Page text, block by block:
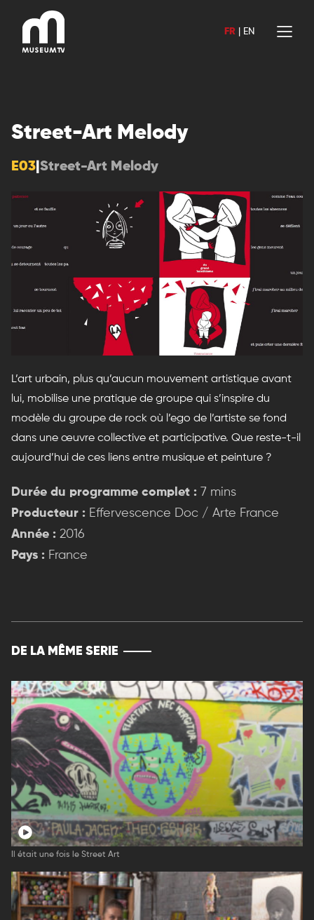
contenu
FR EN
Street-Art Melody
E03 Street-Art Melody
L’art urbain, plus qu’aucun mouvement artistique avant
lui, mobilise une pratique de groupe qui s’inspire du
modèle du groupe de rock où l’ego de l’artiste se fond
dans une œuvre collective et participative. Que reste-t-il
aujourd’hui de ces liens entre musique et peinture ?
Durée du programme complet : 7 mins
Producteur : Effervescence Doc / Arte France
Année : 2016
Pays : France
DE LA MÊME SERIE
Il était une fois le Street Art